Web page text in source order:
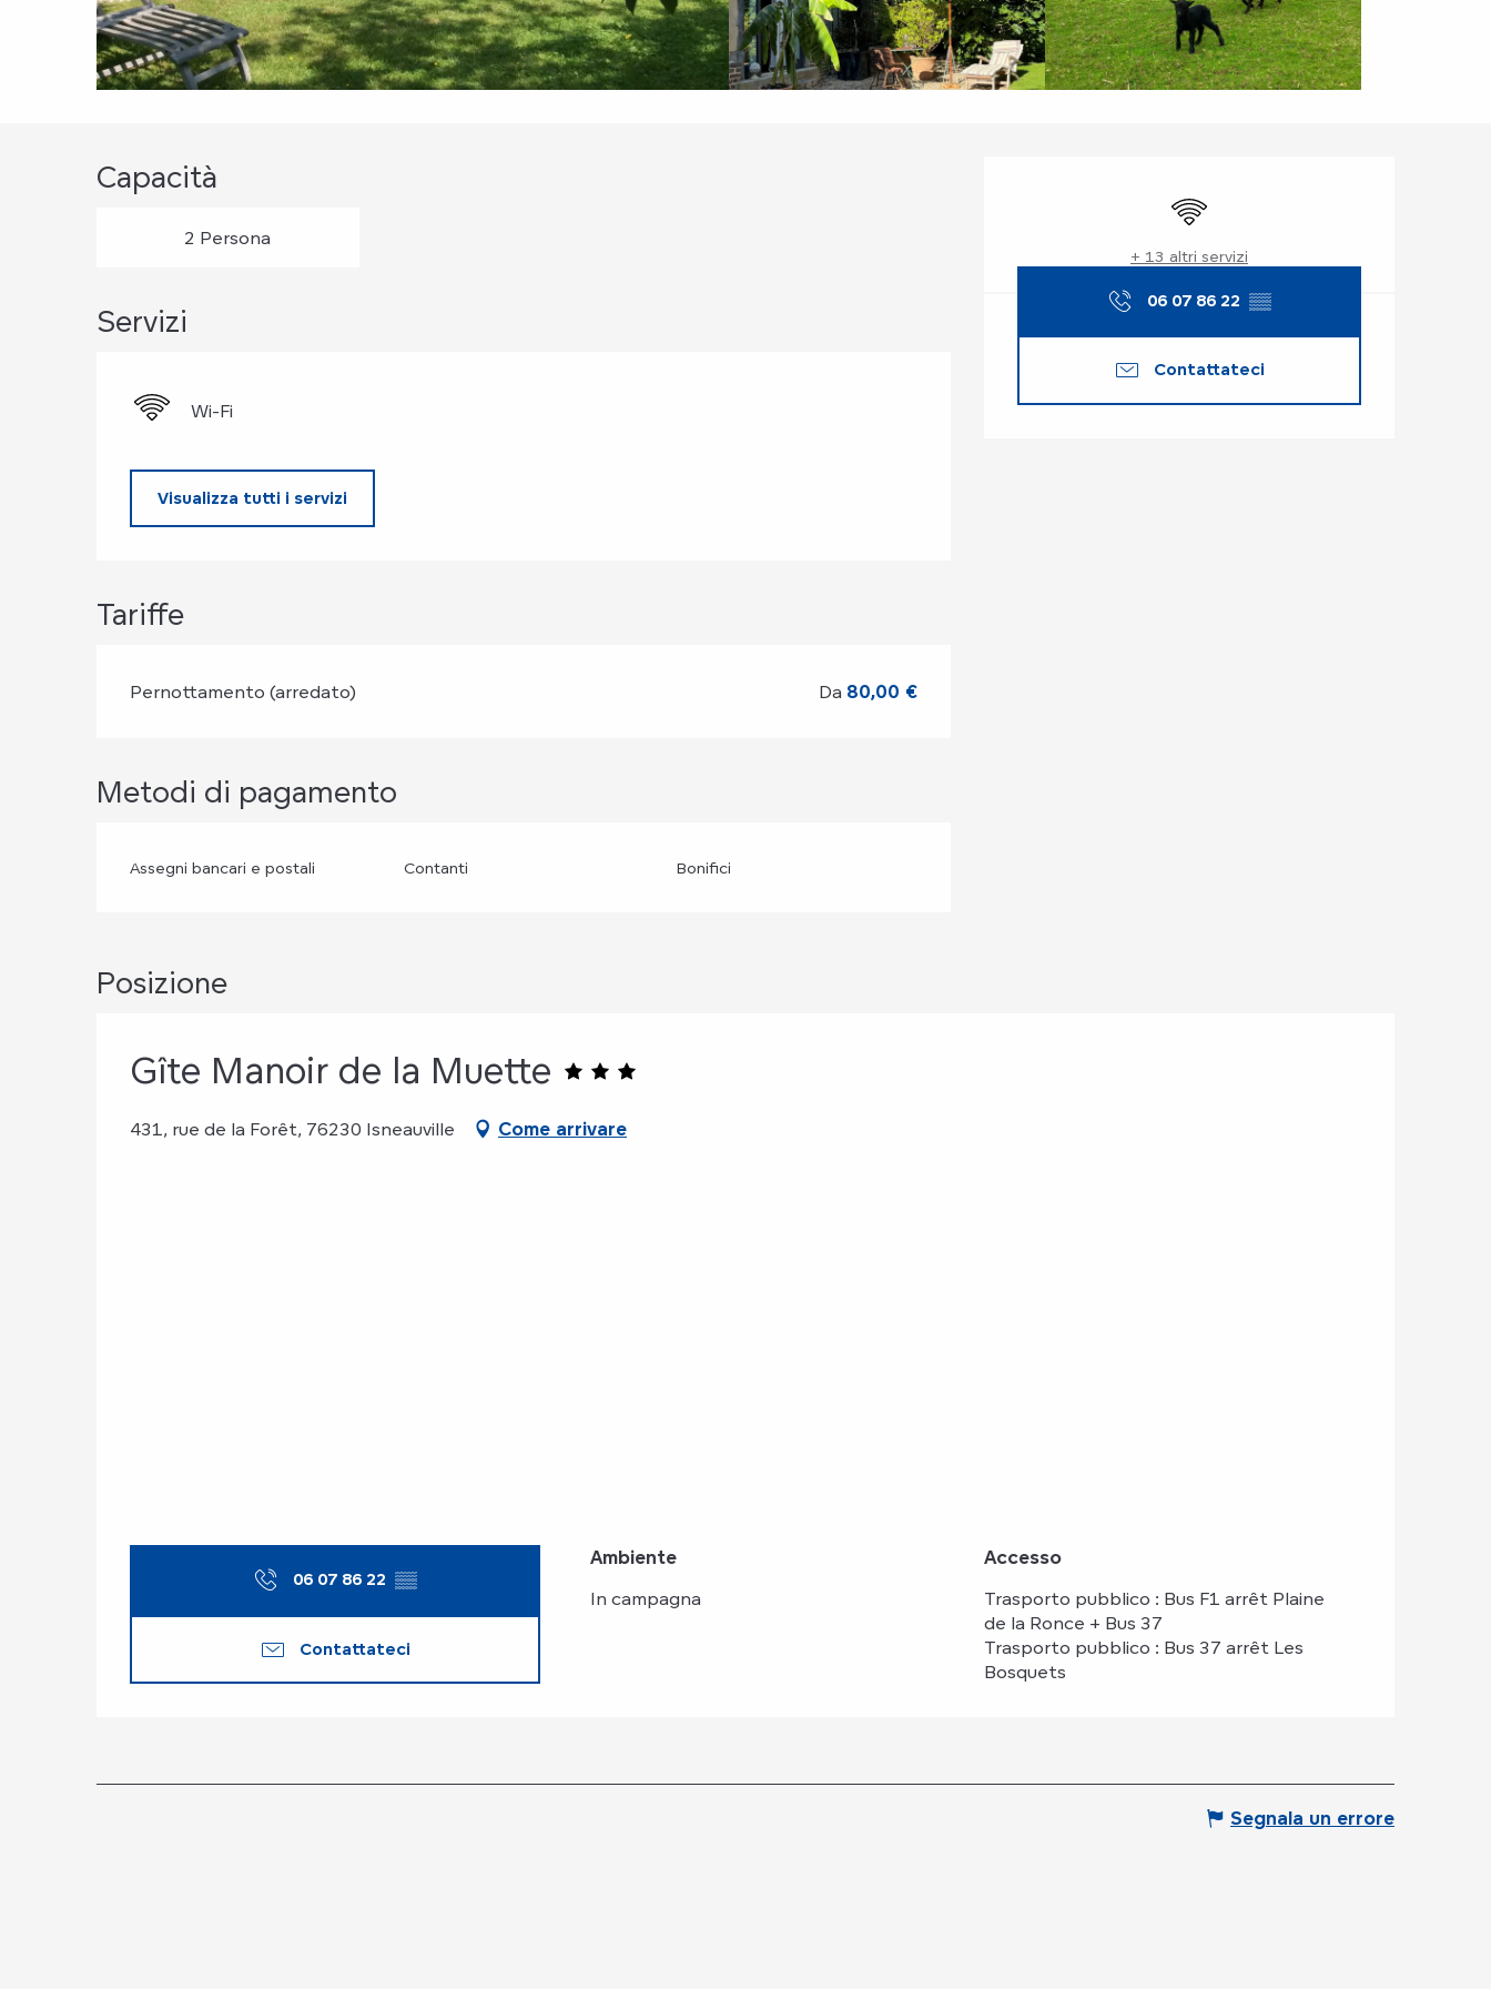
Orari e contatti
Wi-Fi
+ 13 altri servizi
06 07 86 22 ▒▒
Contattateci
Capacità
2 Persona
Servizi
Wi-Fi
Visualizza tutti i servizi
Tariffe
Pernottamento (arredato) Da 80,00 €
Metodi di pagamento
Assegni bancari e postali Contanti Bonifici
Posizione
Gîte Manoir de la Muette
431, rue de la Forêt, 76230 Isneauville Come arrivare
06 07 86 22 ▒▒
Contattateci
Ambiente
Ambiente
In campagna
Accesso
Accesso
Trasporto pubblico : Bus F1 arrêt Plaine
de la Ronce + Bus 37
Trasporto pubblico : Bus 37 arrêt Les
Bosquets
Segnala un errore